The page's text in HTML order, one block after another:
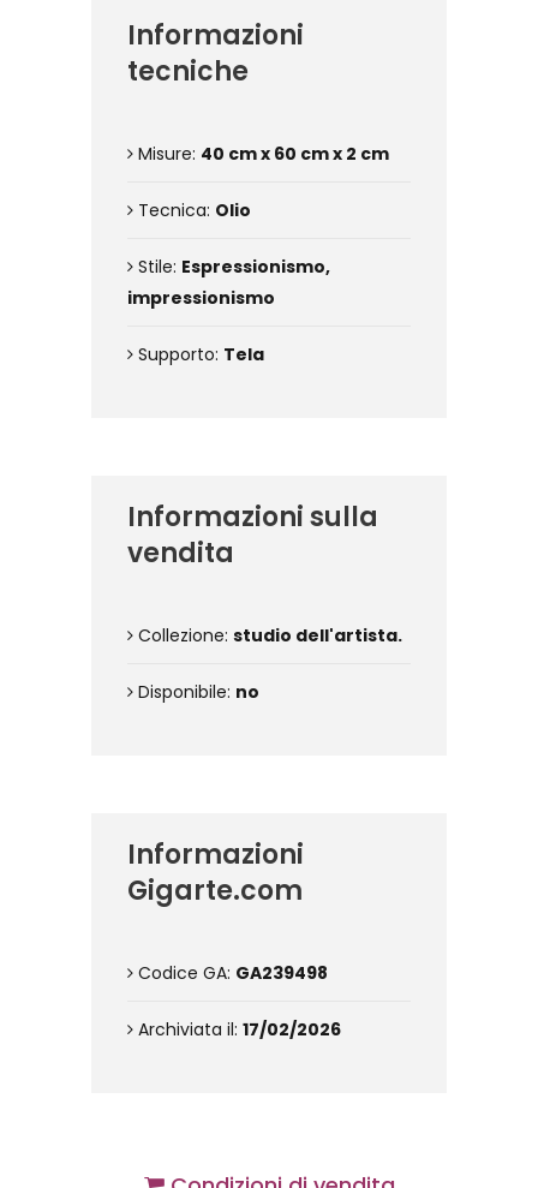
Informazioni
tecniche
Misure: 40 cm x 60 cm x 2 cm
Tecnica: Olio
Stile: Espressionismo,
impressionismo
Supporto: Tela
Informazioni sulla
vendita
Collezione: studio dell'artista.
Disponibile: no
Informazioni
Gigarte.com
Codice GA: GA239498
Archiviata il: 17/02/2026